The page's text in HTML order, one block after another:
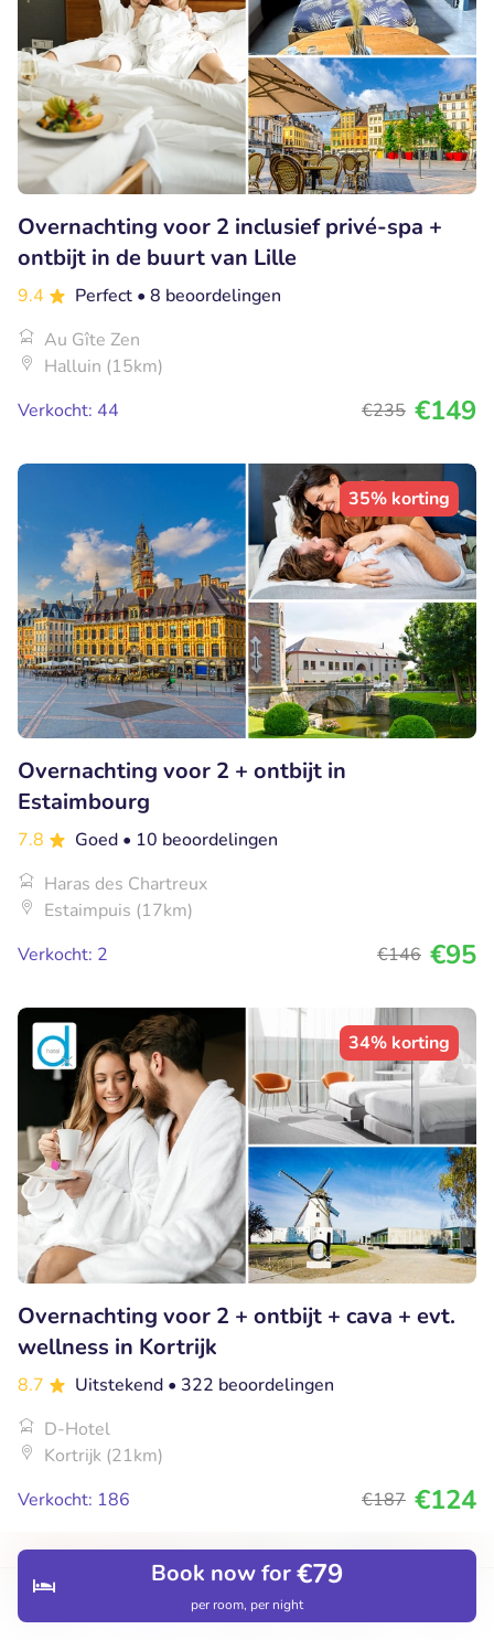
Restaurants
Book now for€79
per room, per night
Overnachting voor 2 inclusief privé-spa +
ontbijt in de buurt van Lille
9.4 Perfect • 8 beoordelingen
Au Gîte Zen
Halluin (15km)
Verkocht: 44
€235 €149
35% korting
Overnachting voor 2 + ontbijt in
Estaimbourg
7.8 Goed • 10 beoordelingen
Haras des Chartreux
Estaimpuis (17km)
Verkocht: 2
€146 €95
34% korting
Overnachting voor 2 + ontbijt + cava + evt.
wellness in Kortrijk
8.7 Uitstekend • 322 beoordelingen
D-Hotel
Kortrijk (21km)
Verkocht: 186
€187 €124